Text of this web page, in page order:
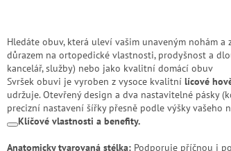
Hledáte obuv, která uleví vašim unaveným nohám
důrazem na ortopedické vlastnosti, prodyšnost a
kancelář, služby) nebo jako kvalitní domácí obuv
Svršek obuvi je vyroben z vysoce kvalitní lícové
udržuje. Otevřený design a dva nastavitelné pásky
precizní nastavení šířky přesně podle výšky vašeho
Klíčové vlastnosti a benefity.
Anatomicky tvarovaná stélka: Podporuje příčnou i